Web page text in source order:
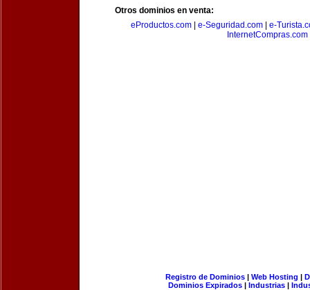
Otros dominios en venta:
eProductos.com
e-Seguridad.com
e-
InternetCompras.com
Registro de Dominios| Web Hosting |
Dominios Expirados | Industrias |